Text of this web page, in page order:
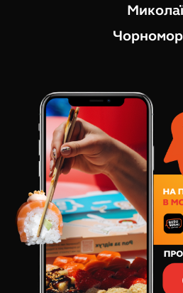
Смакуєшь суші
Тепер можна робити
адже ми